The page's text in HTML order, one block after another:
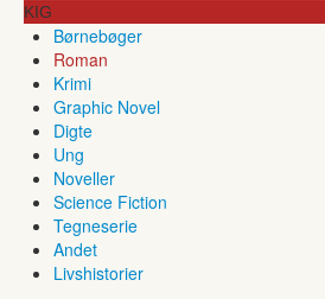
KIG
Børnebøger
Roman
Krimi
Graphic Novel
Digte
Ung
Noveller
Science Fiction
Tegneserie
Andet
Livshistorier